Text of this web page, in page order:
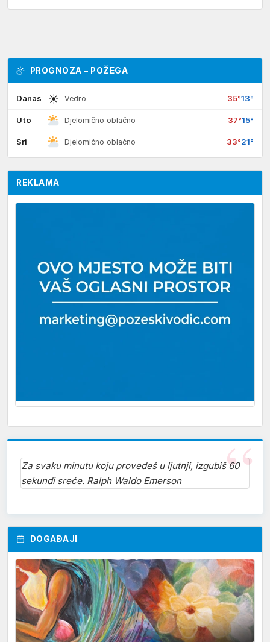
PROGNOZA – POŽEGA
Danas ☀ Vedro 35°13°
Uto Djelomično oblačno 37°15°
Sri Djelomično oblačno 33°21°
REKLAMA
Za svaku minutu koju provedeš u ljutnji, izgubiš 60
sekundi sreće. Ralph Waldo Emerson
DOGAĐAJI